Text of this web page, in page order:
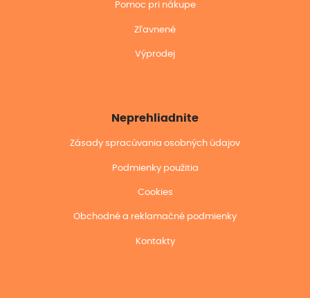
Pomoc pri nákupe
Zľavnené
Výprodej
Neprehliadnite
Zásady spracúvania osobných údajov
Podmienky použitia
Cookies
Obchodné a reklamačné podmienky
Kontakty